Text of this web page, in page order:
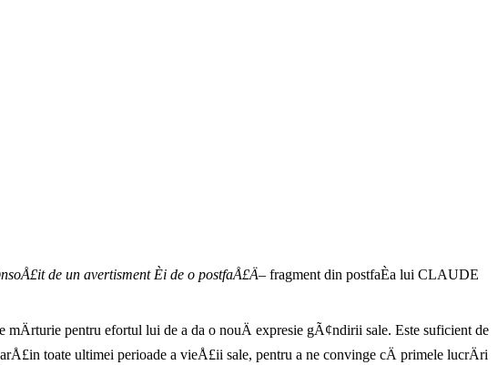
de un avertisment Èi de o postfaÅ£Ä– fragment din postfaÈa lui CLAUDE
mÄrturie pentru efortul lui de a da o nouÄ expresie gÃ¢ndirii sale. Este suficient de
toate ultimei perioade a vieÅ£ii sale, pentru a ne convinge cÄ primele lucrÄri